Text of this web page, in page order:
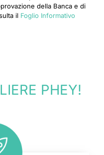
della Banca e di
il Foglio Informativo
PHEY!